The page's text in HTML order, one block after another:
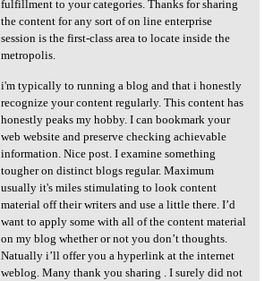
fulfillment to your categories. Thanks for sharing
the content for any sort of on line enterprise
session is the first-class area to locate inside the
metropolis.
i'm typically to running a blog and that i honestly
recognize your content regularly. This content has
honestly peaks my hobby. I can bookmark your
web website and preserve checking achievable
information. Nice post. I examine something
tougher on distinct blogs regular. Maximum
usually it's miles stimulating to look content
material off their writers and use a little there. I’d
want to apply some with all of the content material
on my blog whether or not you don’t thoughts.
Natually i’ll offer you a hyperlink at the internet
weblog. Many thank you sharing . I surely did not